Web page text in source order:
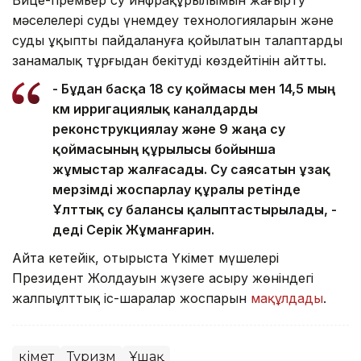
мәселелері суды үнемдеу технологияларын және
суды ұқыпты пайдалануға қойылатын талаптарды
заңнамалық тұрғыдан бекітуді көздейтінін айтты.
- Бұдан басқа 18 су қоймасы мен 14,5 мың
км ирригациялық каналдарды
реконструкциялау және 9 жаңа су
қоймасының құрылысы бойынша
жұмыстар жалғасады. Су саясатын ұзақ
мерзімді жоспарлау құралы ретінде
Ұлттық су балансы қалыптастырылады, -
деді Серік Жұманғарин.
Айта кетейік, отырыста Үкімет мүшелері
Президент Жолдауын жүзеге асыру жөніндегі
жалпыұлттық іс-шаралар жоспарын мақұлдады.
Үкімет Туризм Ұшақ